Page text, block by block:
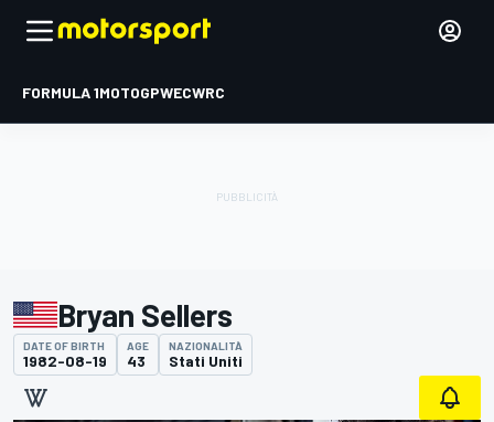
FORMULA 1MOTOGPWECWRC
Bryan Sellers
DATE OF BIRTH
1982-08-19
AGE
43
NAZIONALITÀ
Stati Uniti